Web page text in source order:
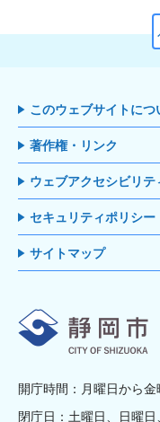
このウェブサイトにつ
著作権・リンク
ウェブアクセシビリテ
セキュリティポリシー
サイトマップ
開庁時間：月曜日から
閉庁日：土曜日、日曜